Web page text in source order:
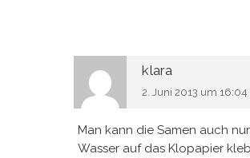
klara
2. Juni 2013 um 16:04
Man kann die Samen auch
Wasser auf das Klopapier